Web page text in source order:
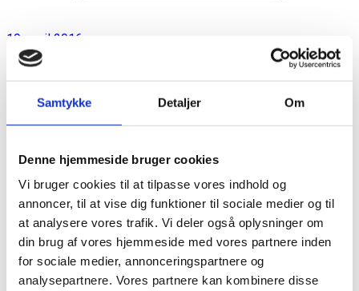
Samtykke Detaljer Om
Denne hjemmeside bruger cookies
Vi bruger cookies til at tilpasse vores indhold og
annoncer, til at vise dig funktioner til sociale medier og til
at analysere vores trafik. Vi deler også oplysninger om
din brug af vores hjemmeside med vores partnere inden
for sociale medier, annonceringspartnere og
analysepartnere. Vores partnere kan kombinere disse
19. april 2016